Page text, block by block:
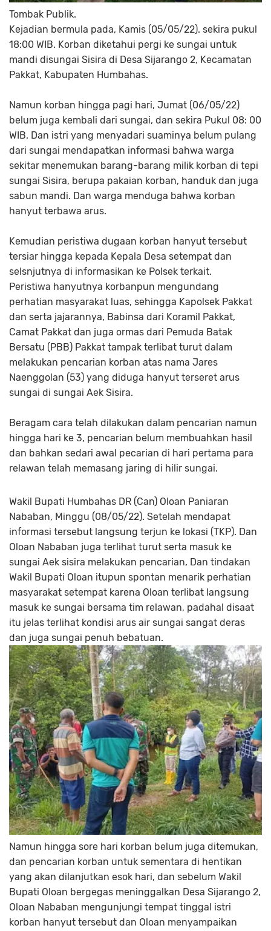
Tombak Publik.
Kejadian bermula pada, Kamis (05/05/22). sekira pukul
18:00 WIB. Korban diketahui pergi ke sungai untuk
mandi disungai Sisira di Desa Sijarango 2, Kecamatan
Pakkat, Kabupaten Humbahas.
Namun korban hingga pagi hari, Jumat (06/05/22)
belum juga kembali dari sungai, dan sekira Pukul 08: 00
WIB. Dan istri yang menyadari suaminya belum pulang
dari sungai mendapatkan informasi bahwa warga
sekitar menemukan barang-barang milik korban di tepi
sungai Sisira, berupa pakaian korban, handuk dan juga
sabun mandi. Dan warga menduga bahwa korban
hanyut terbawa arus.
Kemudian peristiwa dugaan korban hanyut tersebut
tersiar hingga kepada Kepala Desa setempat dan
selsnjutnya di informasikan ke Polsek terkait.
Peristiwa hanyutnya korbanpun mengundang
perhatian masyarakat luas, sehingga Kapolsek Pakkat
dan serta jajarannya, Babinsa dari Koramil Pakkat,
Camat Pakkat dan juga ormas dari Pemuda Batak
Bersatu (PBB) Pakkat tampak terlibat turut dalam
melakukan pencarian korban atas nama Jares
Naenggolan (53) yang diduga hanyut terseret arus
sungai di sungai Aek Sisira.
Beragam cara telah dilakukan dalam pencarian namun
hingga hari ke 3, pencarian belum membuahkan hasil
dan bahkan sedari awal pecarian di hari pertama para
relawan telah memasang jaring di hilir sungai.
Wakil Bupati Humbahas DR (Can) Oloan Paniaran
Nababan, Minggu (08/05/22). Setelah mendapat
informasi tersebut langsung terjun ke lokasi (TKP). Dan
Oloan Nababan juga terlihat turut serta masuk ke
sungai Aek sisira melakukan pencarian, Dan tindakan
Wakil Bupati Oloan itupun spontan menarik perhatian
masyarakat setempat karena Oloan terlibat langsung
masuk ke sungai bersama tim relawan, padahal disaat
itu jelas terlihat kondisi arus air sungai sangat deras
dan juga sungai penuh bebatuan.
Namun hingga sore hari korban belum juga ditemukan,
dan pencarian korban untuk sementara di hentikan
yang akan dilanjutkan esok hari, dan sebelum Wakil
Bupati Oloan bergegas meninggalkan Desa Sijarango 2,
Oloan Nababan mengunjungi tempat tinggal istri
korban hanyut tersebut dan Oloan menyampaikan